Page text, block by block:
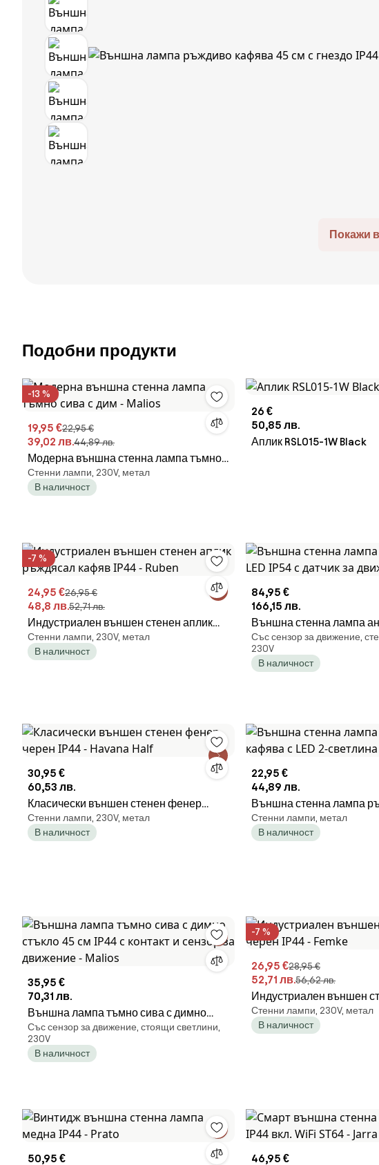
Покажи
Подобни продукти
-13 %
19,95 €22,95 €
39,02 лв.44,89 лв.
Модерна външна стенна лампа тъмно
сива с дим - Malios
Стенни лампи, 230V, метал
В наличност
26 €
50,85 лв.
Аплик RSL015-1W Black
-7 %
24,95 €26,95 €
48,8 лв.52,71 лв.
Индустриален външен стенен аплик
ръждясал кафяв IP44 - Ruben
Стенни лампи, 230V, метал
В наличност
84,95 €
166,15 лв.
Външна стенна лампа
IP54 с датчик за
Със сензор за движение,
230V
В наличност
30,95 €
60,53 лв.
Класически външен стенен фенер
черен IP44 - Havana Half
Стенни лампи, 230V, метал
В наличност
22,95 €
44,89 лв.
Външна стенна лампа
кафява с LED 2-светлина
Стенни лампи, метал
В наличност
35,95 €
70,31 лв.
Външна лампа тъмно сива с димно
стъкло 45 см IP44 с контакт и сензор за
движение - Malios
Със сензор за движение, стоящи светлини,
230V
В наличност
-7 %
26,95 €28,95 €
52,71 лв.56,62 лв.
Индустриален външен
черен IP44 - Femke
Стенни лампи, 230V, метал
В наличност
50,95 €
46,95 €